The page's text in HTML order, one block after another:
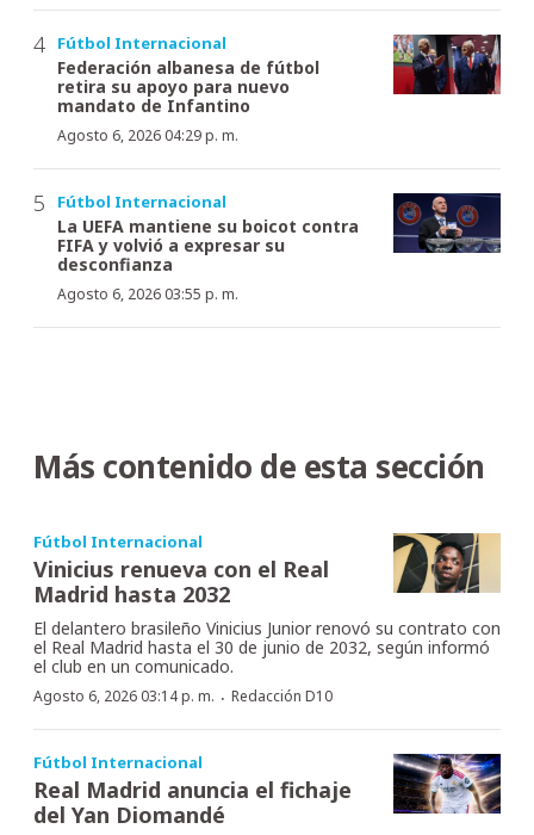
Fútbol Internacional
Federación albanesa de fútbol
retira su apoyo para nuevo
mandato de Infantino
Agosto 6, 2026 04:29 p. m.
Fútbol Internacional
La UEFA mantiene su boicot contra
FIFA y volvió a expresar su
desconfianza
Agosto 6, 2026 03:55 p. m.
Más contenido de esta sección
Fútbol Internacional
Vinicius renueva con el Real
Madrid hasta 2032
El delantero brasileño Vinicius Junior renovó su contrato con
el Real Madrid hasta el 30 de junio de 2032, según informó
el club en un comunicado.
Agosto 6, 2026 03:14 p. m. · Redacción D10
Fútbol Internacional
Real Madrid anuncia el fichaje
del Yan Diomandé